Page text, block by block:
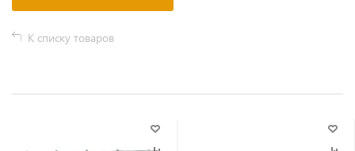
К списку товаров